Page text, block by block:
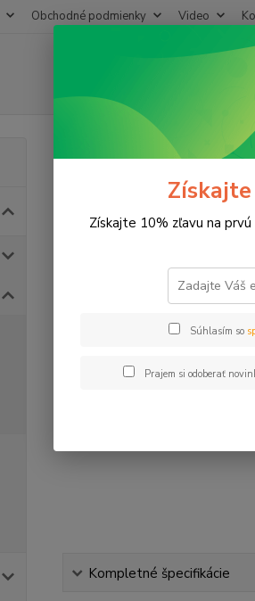
Obchodné podmienky Video
Postrekovače Dýzy/
MP vonk.
Kompletné špecifikácie
Získajte 10% zľavu na
Súhlasím so
Prajem si odoberať